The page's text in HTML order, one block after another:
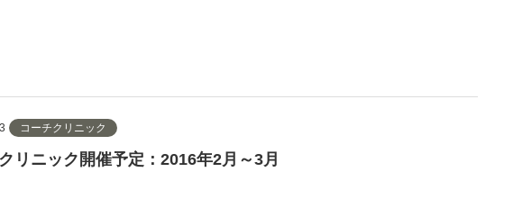
コーチクリニック
リニック開催予定：2016年2月～3月